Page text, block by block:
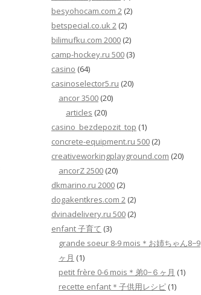
besyohocam.com 2 (2)
betspecial.co.uk 2 (2)
bilimufku.com 2000 (2)
camp-hockey.ru 500 (3)
casino (64)
casinoselector5.ru (20)
ancor 3500 (20)
articles (20)
casino_bezdepozit_top (1)
concrete-equipment.ru 500 (2)
creativeworkingplayground.com (20)
ancorZ 2500 (20)
dkmarino.ru 2000 (2)
dogakentkres.com 2 (2)
dvinadelivery.ru 500 (2)
enfant 子育て (3)
grande soeur 8-9 mois＊お姉ちゃん8−9
ヶ月 (1)
petit frère 0-6 mois＊弟0−６ヶ月 (1)
recette enfant＊子供用レシピ (1)